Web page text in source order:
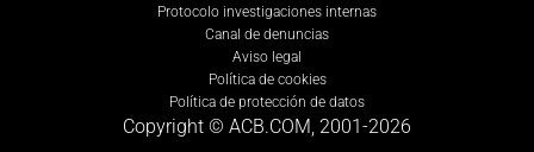
Protocolo investigaciones internas
Canal de denuncias
Aviso legal
Política de cookies
Política de protección de datos
Copyright © ACB.COM, 2001-2026